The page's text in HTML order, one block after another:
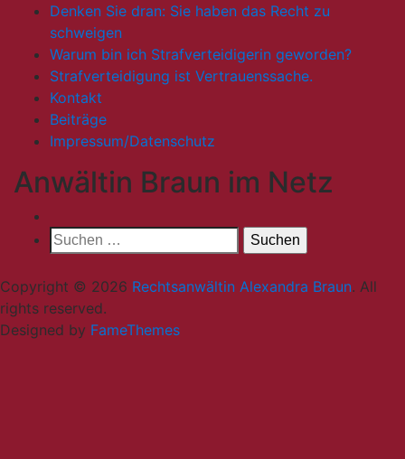
Denken Sie dran: Sie haben das Recht zu
schweigen
Warum bin ich Strafverteidigerin geworden?
Strafverteidigung ist Vertrauenssache.
Kontakt
Beiträge
Impressum/Datenschutz
Anwältin Braun im Netz
Suche
nach:
Copyright © 2026 Rechtsanwältin Alexandra Braun. All
rights reserved.
Designed by FameThemes